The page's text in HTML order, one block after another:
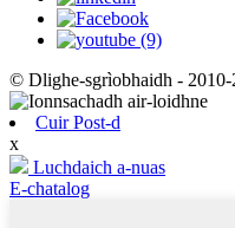
© Dlighe-sgrìobhaidh - 2010-
Cuir Post-d
x
Luchdaich a-nuas
E-chatalog